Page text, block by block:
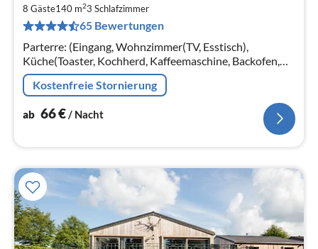
8 Gäste140 m23 Schlafzimmer
65 Bewertungen
Parterre: (Eingang, Wohnzimmer(TV, Esstisch),
Küche(Toaster, Kochherd, Kaffeemaschine, Backofen,
Mikrowelle, Spülmaschine, Kühl-/Gefrierkombination)
Kostenfreie Stornierung
ab 66€/ Nacht